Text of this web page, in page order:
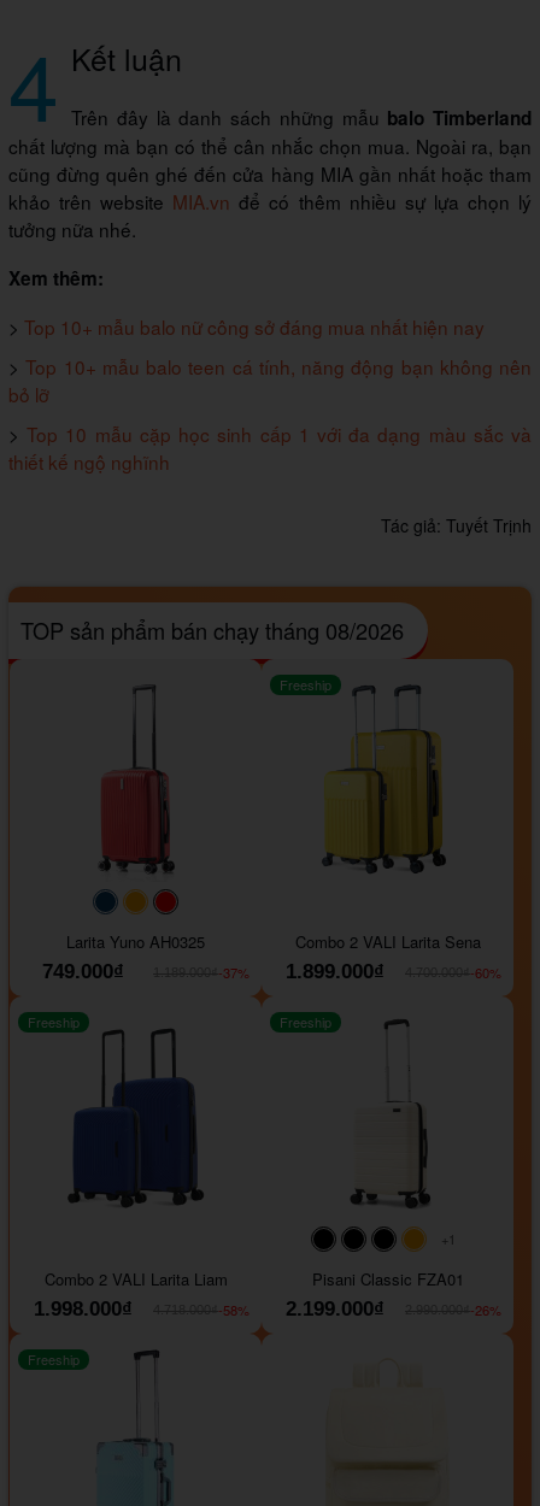
4 Kết luận
Trên đây là danh sách những mẫu balo Timberland
chất lượng mà bạn có thể cân nhắc chọn mua. Ngoài ra, bạn
cũng đừng quên ghé đến cửa hàng MIA gần nhất hoặc tham
khảo trên website MIA.vn để có thêm nhiều sự lựa chọn lý
tưởng nữa nhé.
Xem thêm:
> Top 10+ mẫu balo nữ công sở đáng mua nhất hiện nay
>Top 10+ mẫu balo teen cá tính, năng động bạn không nên
bỏ lỡ
>Top 10 mẫu cặp học sinh cấp 1 với đa dạng màu sắc và
thiết kế ngộ nghĩnh
Tác giả: Tuyết Trịnh
TOP sản phẩm bán chạy tháng 08/2026
#093f69#ffa500
Larita Yuno AH0325
749.000₫
-37%
Freeship
Combo 2 VALI Larita Sena
1.899.000₫
-60%
Freeship
Combo 2 VALI Larita Liam
1.998.000₫
-58%
#000000#000000
#000000
#ffa500
+1
Freeship
Pisani Classic FZA01
2.199.000₫
-26%
Freeship